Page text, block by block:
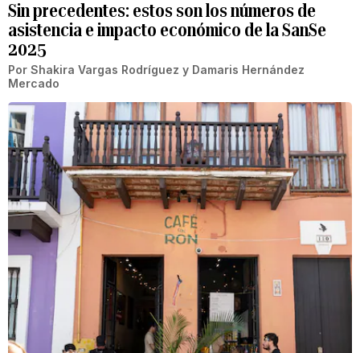
Sin precedentes: estos son los números de
asistencia e impacto económico de la SanSe
2025
Por Shakira Vargas Rodríguez y Damaris Hernández
Mercado